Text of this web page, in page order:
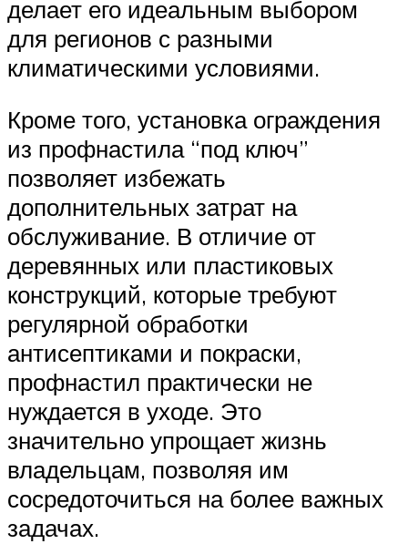
делает его идеальным выбором
для регионов с разными
климатическими условиями.
Кроме того, установка ограждения
из профнастила “под ключ”
позволяет избежать
дополнительных затрат на
обслуживание. В отличие от
деревянных или пластиковых
конструкций, которые требуют
регулярной обработки
антисептиками и покраски,
профнастил практически не
нуждается в уходе. Это
значительно упрощает жизнь
владельцам, позволяя им
сосредоточиться на более важных
задачах.